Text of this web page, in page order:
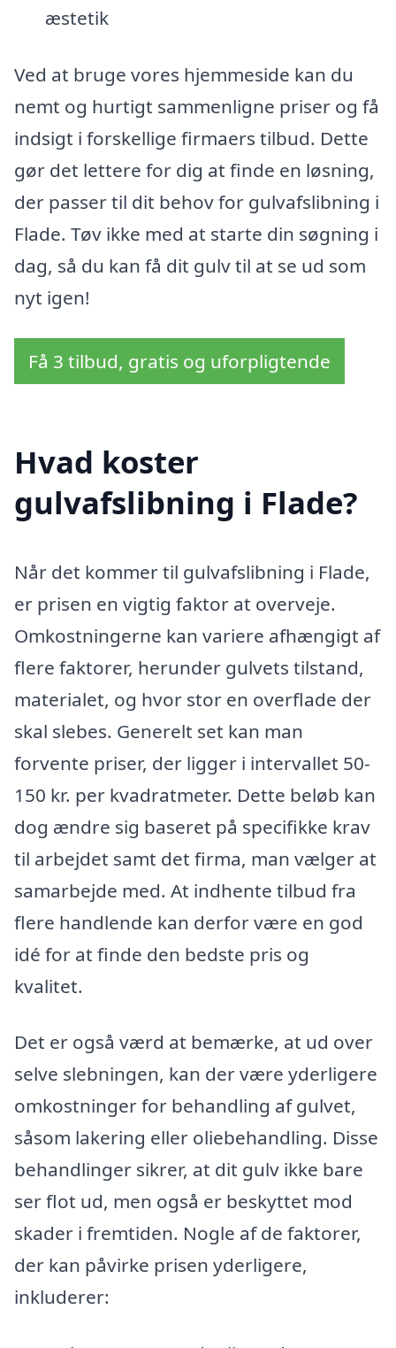
æstetik
Ved at bruge vores hjemmeside kan du
nemt og hurtigt sammenligne priser og få
indsigt i forskellige firmaers tilbud. Dette
gør det lettere for dig at finde en løsning,
der passer til dit behov for gulvafslibning i
Flade. Tøv ikke med at starte din søgning i
dag, så du kan få dit gulv til at se ud som
nyt igen!
Få 3 tilbud, gratis og uforpligtende
Hvad koster
gulvafslibning i Flade?
Når det kommer til gulvafslibning i Flade,
er prisen en vigtig faktor at overveje.
Omkostningerne kan variere afhængigt af
flere faktorer, herunder gulvets tilstand,
materialet, og hvor stor en overflade der
skal slebes. Generelt set kan man
forvente priser, der ligger i intervallet 50-
150 kr. per kvadratmeter. Dette beløb kan
dog ændre sig baseret på specifikke krav
til arbejdet samt det firma, man vælger at
samarbejde med. At indhente tilbud fra
flere handlende kan derfor være en god
idé for at finde den bedste pris og
kvalitet.
Det er også værd at bemærke, at ud over
selve slebningen, kan der være yderligere
omkostninger for behandling af gulvet,
såsom lakering eller oliebehandling. Disse
behandlinger sikrer, at dit gulv ikke bare
ser flot ud, men også er beskyttet mod
skader i fremtiden. Nogle af de faktorer,
der kan påvirke prisen yderligere,
inkluderer: